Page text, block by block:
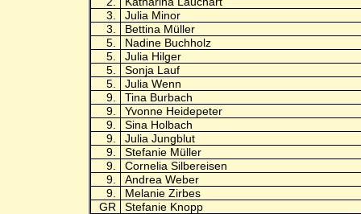
3.
Julia Minor
3.
Bettina Müller
5.
Nadine Buchholz
5.
Julia Hilger
5.
Sonja Lauf
5.
Julia Wenn
9.
Tina Burbach
9.
Yvonne Heidepeter
9.
Sina Holbach
9.
Julia Jungblut
9.
Stefanie Müller
9.
Cornelia Silbereisen
9.
Andrea Weber
9.
Melanie Zirbes
GR
Stefanie Knopp